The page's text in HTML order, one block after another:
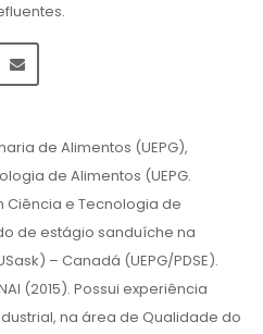
de Alimentos (UEPG),
de Alimentos (UEPG.
e Tecnologia de
de estágio sanduíche na
– Canadá (UEPG/PDSE).
(2015). Possui experiência
na área de Qualidade do